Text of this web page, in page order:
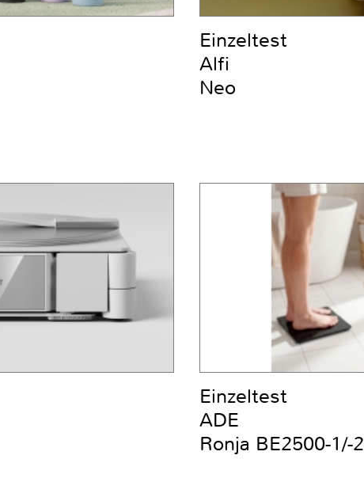
Einzeltest
Alfi
Neo
Einzeltest
ADE
Ronja BE2500-1/-2